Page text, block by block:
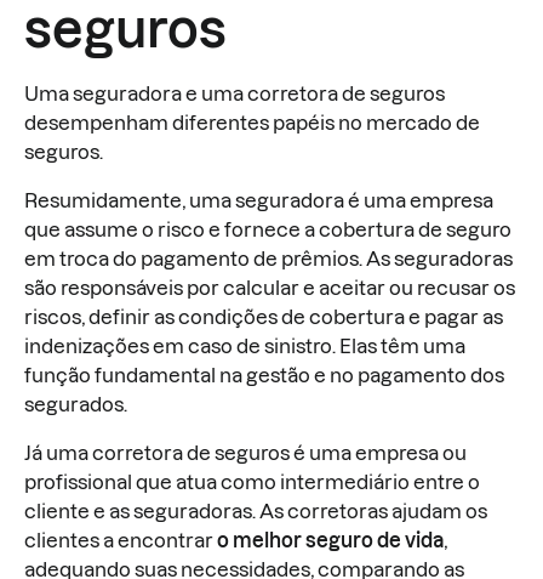
seguros
Uma seguradora e uma corretora de seguros
desempenham diferentes papéis no mercado de
seguros.
Resumidamente, uma seguradora é uma empresa
que assume o risco e fornece a cobertura de seguro
em troca do pagamento de prêmios. As seguradoras
são responsáveis por calcular e aceitar ou recusar os
riscos, definir as condições de cobertura e pagar as
indenizações em caso de sinistro. Elas têm uma
função fundamental na gestão e no pagamento dos
segurados.
Já uma corretora de seguros é uma empresa ou
profissional que atua como intermediário entre o
cliente e as seguradoras. As corretoras ajudam os
clientes a encontraro melhor seguro de vida,
adequando suas necessidades, comparando as